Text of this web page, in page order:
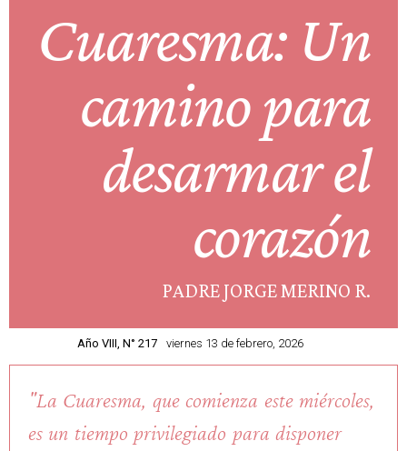
Cuaresma: Un
camino para
desarmar el
corazón
PADRE JORGE MERINO R.
Año VIII, N° 217 viernes 13 de febrero, 2026
"La Cuaresma, que comienza este miércoles,
es un tiempo privilegiado para disponer